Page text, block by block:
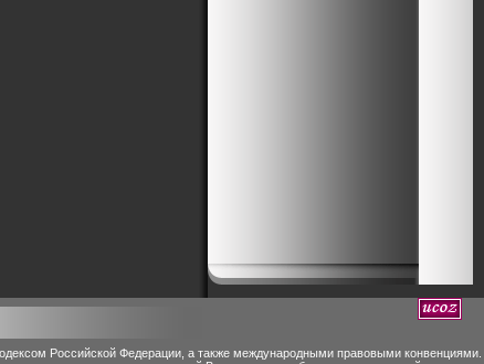
Российской Федерации, а также международными правовыми конвенциями.